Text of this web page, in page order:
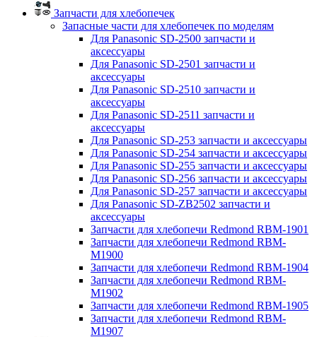
Запчасти для хлебопечек
Запасные части для хлебопечек по моделям
Для Panasonic SD-2500 запчасти и
аксессуары
Для Panasonic SD-2501 запчасти и
аксессуары
Для Panasonic SD-2510 запчасти и
аксессуары
Для Panasonic SD-2511 запчасти и
аксессуары
Для Panasonic SD-253 запчасти и аксессуары
Для Panasonic SD-254 запчасти и аксессуары
Для Panasonic SD-255 запчасти и аксессуары
Для Panasonic SD-256 запчасти и аксессуары
Для Panasonic SD-257 запчасти и аксессуары
Для Panasonic SD-ZB2502 запчасти и
аксессуары
Запчасти для хлебопечи Redmond RBM-1901
Запчасти для хлебопечи Redmond RBM-
M1900
Запчасти для хлебопечи Redmond RBM-1904
Запчасти для хлебопечи Redmond RBM-
M1902
Запчасти для хлебопечи Redmond RBM-1905
Запчасти для хлебопечи Redmond RBM-
M1907